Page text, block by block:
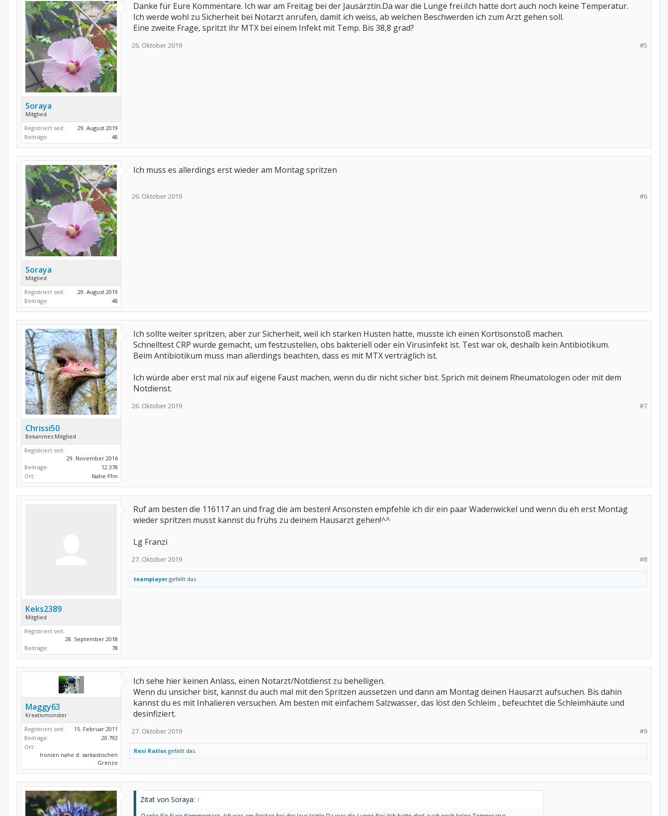
Soraya
Mitglied
Registriert seit:
29. August 2019
Beiträge:
48
Danke für Eure Kommentare. Ich war am Freitag bei der Jausärztin.Da war die Lunge frei.iIch hatte dort auch noch keine Temperatur.
Ich werde wohl zu Sicherheit bei Notarzt anrufen, damit ich weiss, ab welchen Beschwerden ich zum Arzt gehen soll.
Eine zweite Frage, spritzt ihr MTX bei einem Infekt mit Temp. Bis 38,8 grad?
#5
26. Oktober 2019
Soraya
Mitglied
Registriert seit:
29. August 2019
Beiträge:
48
Ich muss es allerdings erst wieder am Montag spritzen
#6
26. Oktober 2019
Chrissi50
Bekanntes Mitglied
Registriert seit:
29. November 2016
Beiträge:
12.378
Ort:
Nähe Ffm
Ich sollte weiter spritzen, aber zur Sicherheit, weil ich starken Husten hatte, musste ich einen Kortisonstoß machen.
Schnelltest CRP wurde gemacht, um festzustellen, obs bakteriell oder ein Virusinfekt ist. Test war ok, deshalb kein Antibiotikum.
Beim Antibiotikum muss man allerdings beachten, dass es mit MTX verträglich ist.
Ich würde aber erst mal nix auf eigene Faust machen, wenn du dir nicht sicher bist. Sprich mit deinem Rheumatologen oder mit dem
Notdienst.
#7
26. Oktober 2019
Keks2389
Mitglied
Registriert seit:
28. September 2018
Beiträge:
78
Ruf am besten die 116117 an und frag die am besten! Ansonsten empfehle ich dir ein paar Wadenwickel und wenn du eh erst Montag
wieder spritzen musst kannst du frühs zu deinem Hausarzt gehen!^^
Lg Franzi
#8
27. Oktober 2019
teamplayer gefällt das.
Maggy63
Kreativmonster
Registriert seit:
15. Februar 2011
Beiträge:
20.792
Ort:
Ironien nahe d. sarkastischen
Grenze
Ich sehe hier keinen Anlass, einen Notarzt/Notdienst zu behelligen.
Wenn du unsicher bist, kannst du auch mal mit den Spritzen aussetzen und dann am Montag deinen Hausarzt aufsuchen. Bis dahin
kannst du es mit Inhalieren versuchen. Am besten mit einfachem Salzwasser, das löst den Schleim , befeuchtet die Schleimhäute und
desinfiziert.
#9
27. Oktober 2019
Resi Ratlos gefällt das.
Zitat von Soraya: ↑